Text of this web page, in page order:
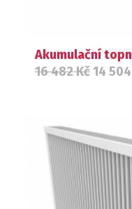
Akumulační
16 482Kč 14 504